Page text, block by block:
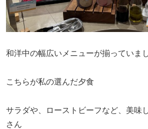
和洋中の幅広いメニューが揃っていま
こちらが私の選んだ夕食
サラダや、ローストビーフなど、美味
さん